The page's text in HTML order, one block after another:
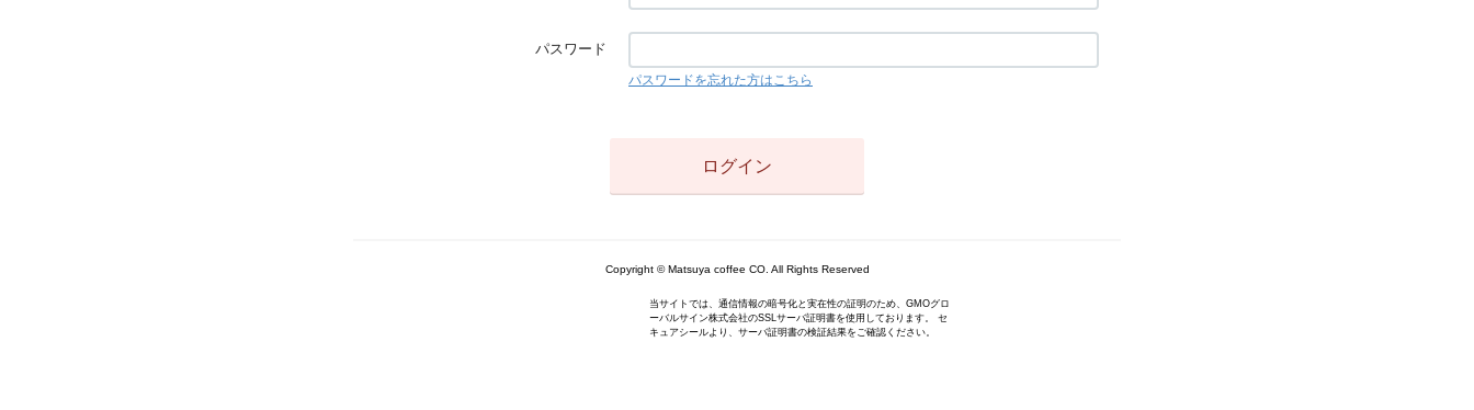
パスワード
パスワードを忘れた方はこちら
Copyright © Matsuya coffee CO. All Rights Reserved
当サイトでは、通信情報の暗号化と実在性の証明のため、GMOグロ
ーバルサイン株式会社のSSLサーバ証明書を使用しております。 セ
キュアシールより、サーバ証明書の検証結果をご確認ください。